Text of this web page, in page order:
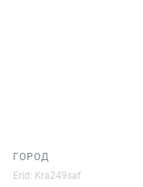
ГОРОД
Erid: Kra249saf